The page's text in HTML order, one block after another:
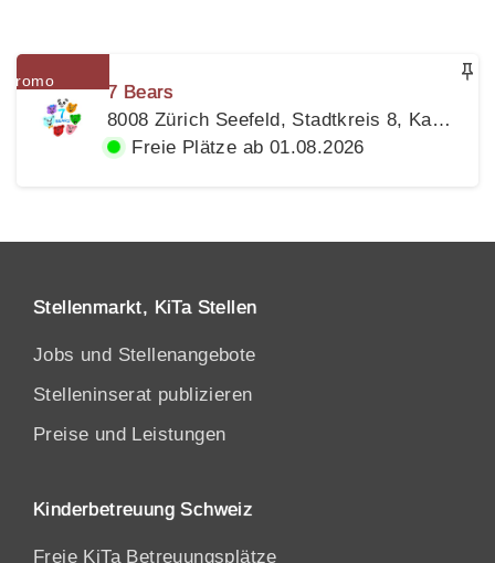
7 Bears
8008 Zürich Seefeld, Stadtkreis 8, Kanton Zürich
Freie Plätze ab 01.08.2026
Stellenmarkt, KiTa Stellen
Jobs und Stellenangebote
Stelleninserat publizieren
Preise und Leistungen
Kinderbetreuung Schweiz
Freie KiTa Betreuungsplätze